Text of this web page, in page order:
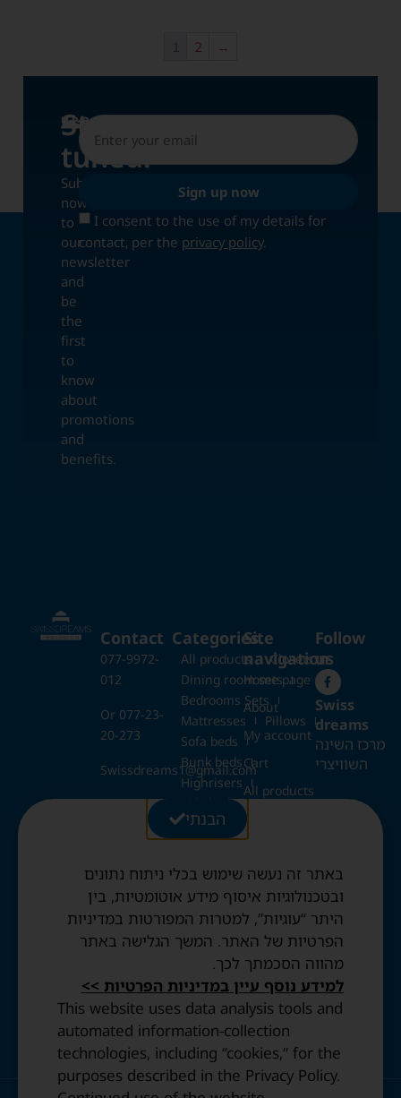
1 2 →
UPDATES
Stay
tuned!
Subscribe
now
to
our
newsletter
and
be
the
first
to
know
about
promotions
and
benefits.
I consent to the use of my details for
contact, per the privacy policy.
Sign up now
Contact
077-9972-
012
Or 077-23-
20-273
Swissdreams1@gmail.com
28 Ezrat
Torah St.,
Opening
Hours:
Sun to
Thurs: 10:30
Friday: By
appointment
only.
Categories
All products
Closets
Dining room sets
Bedrooms Sets
Mattresses
Pillows
Sofa beds
Bunk beds
Highrisers
Kids beds
Folding beds
Swiss duvets & pillows
Site
navigation
Home page
About
My account
Cart
All products
Blog
Terms and
Conditions
Privacy
Policy
Accessibility
statement
Follow
us
Swiss
dreams
מרכז השינה
השוויצרי
הבנתי
באתר זה נעשה שימוש בכלי ניתוח נתונים
ובטכנולוגיות איסוף מידע אוטומטיות, בין
היתר “עוגיות”, למטרות המפורטות במדיניות
הפרטיות של האתר. המשך הגלישה באתר
מהווה הסכמתך לכך.
למידע נוסף עיין במדיניות הפרטיות >>
This website uses data analysis tools and
automated information-collection
technologies, including “cookies,” for the
purposes described in the Privacy Policy.